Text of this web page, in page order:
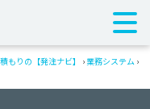
もりの【発注ナビ】 › 業務システム ›